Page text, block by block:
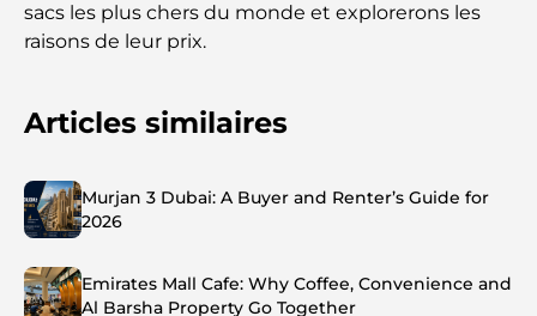
sacs les plus chers du monde et explorerons les
raisons de leur prix.
Articles similaires
Murjan 3 Dubai: A Buyer and Renter’s Guide for
2026
Emirates Mall Cafe: Why Coffee, Convenience and
Al Barsha Property Go Together